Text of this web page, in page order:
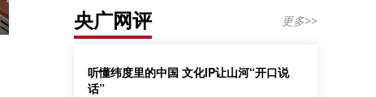
央广网评 更多>>
听懂纬度里的中国 文化IP让山河“开口说
话”